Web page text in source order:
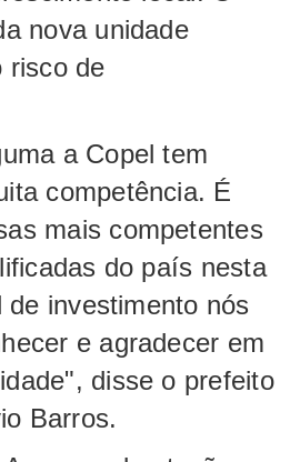
nova unidade
risco de
a Copel tem
competência. É
mais competentes
do país nesta
investimento nós
e agradecer em
disse o prefeito
Barros.